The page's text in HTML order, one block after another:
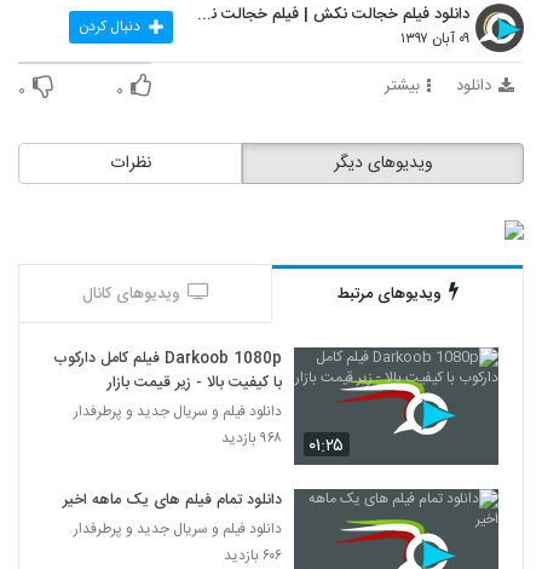
دانلود فیلم خجالت نکش | فیلم خجالت نکش | سینمایی |
۰۹ آبان ۱۳۹۷ دنبال کردن
دانلود بیشتر ۰ ۰
نظرات ویدیوهای دیگر
ویدیوهای مرتبط ویدیوهای کانال
۰۱:۲۵
Darkoob 1080p فیلم کامل دارکوب
با کیفیت بالا - زیر قیمت بازار
دانلود فیلم و سریال جدید و پرطرفدار
۹۶۸ بازدید
دانلود تمام فیلم های یک ماهه اخیر
دانلود فیلم و سریال جدید و پرطرفدار
۶۰۶ بازدید